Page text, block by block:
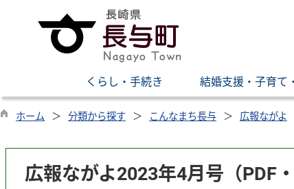
くらし・手続き 結婚支援・子育て
ホーム 分類から探す こんなまち長与 広報ながよ
広報ながよ2023年4月号（PDF・